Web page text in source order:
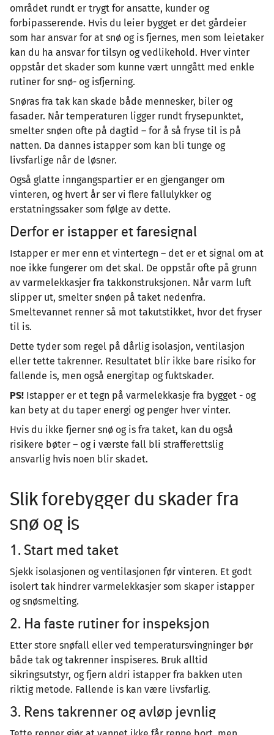
området rundt er trygt for ansatte, kunder og
forbipasserende. Hvis du leier bygget er det gårdeier
som har ansvar for at snø og is fjernes, men som leietaker
kan du ha ansvar for tilsyn og vedlikehold. Hver vinter
oppstår det skader som kunne vært unngått med enkle
rutiner for snø- og isfjerning.
Snøras fra tak kan skade både mennesker, biler og
fasader. Når temperaturen ligger rundt frysepunktet,
smelter snøen ofte på dagtid – for å så fryse til is på
natten. Da dannes istapper som kan bli tunge og
livsfarlige når de løsner.
Også glatte inngangspartier er en gjenganger om
vinteren, og hvert år ser vi flere fallulykker og
erstatningssaker som følge av dette.
Derfor er istapper et faresignal
Istapper er mer enn et vintertegn – det er et signal om at
noe ikke fungerer om det skal. De oppstår ofte på grunn
av varmelekkasjer fra takkonstruksjonen. Når varm luft
slipper ut, smelter snøen på taket nedenfra.
Smeltevannet renner så mot takutstikket, hvor det fryser
til is.
Dette tyder som regel på dårlig isolasjon, ventilasjon
eller tette takrenner. Resultatet blir ikke bare risiko for
fallende is, men også energitap og fuktskader.
PS! Istapper er et tegn på varmelekkasje fra bygget - og
kan bety at du taper energi og penger hver vinter.
Hvis du ikke fjerner snø og is fra taket, kan du også
risikere bøter – og i værste fall bli strafferettslig
ansvarlig hvis noen blir skadet.
Slik forebygger du skader fra
snø og is
1. Start med taket
Sjekk isolasjonen og ventilasjonen før vinteren. Et godt
isolert tak hindrer varmelekkasjer som skaper istapper
og snøsmelting.
2. Ha faste rutiner for inspeksjon
Etter store snøfall eller ved temperatursvingninger bør
både tak og takrenner inspiseres. Bruk alltid
sikringsutstyr, og fjern aldri istapper fra bakken uten
riktig metode. Fallende is kan være livsfarlig.
3. Rens takrenner og avløp jevnlig